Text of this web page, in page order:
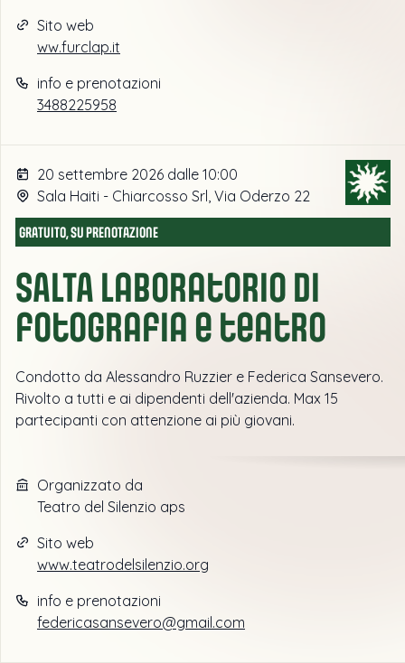
Sito web
ww.furclap.it
info e prenotazioni
3488225958
20 settembre 2026 dalle 10:00
Sala Haiti - Chiarcosso Srl, Via Oderzo 22
GRATUITO, SU PRENOTAZIONE
SALTA Laboratorio di
fotografia e teatro
Condotto da Alessandro Ruzzier e Federica Sansevero.
Rivolto a tutti e ai dipendenti dell'azienda. Max 15
partecipanti con attenzione ai più giovani.
Organizzato da
Teatro del Silenzio aps
Sito web
www.teatrodelsilenzio.org
info e prenotazioni
federicasansevero@gmail.com